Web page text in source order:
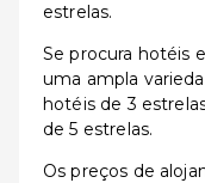
estrelas.
Se procura hotéis
uma ampla
hotéis de 3
de 5 estrelas.
Os preços de